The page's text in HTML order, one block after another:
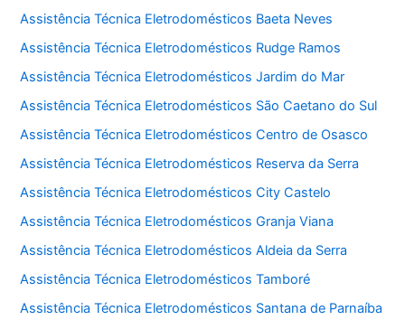
Assistência Técnica Eletrodomésticos Baeta Neves
Assistência Técnica Eletrodomésticos Rudge Ramos
Assistência Técnica Eletrodomésticos Jardim do Mar
Assistência Técnica Eletrodomésticos São Caetano do Sul
Assistência Técnica Eletrodomésticos Centro de Osasco
Assistência Técnica Eletrodomésticos Reserva da Serra
Assistência Técnica Eletrodomésticos City Castelo
Assistência Técnica Eletrodomésticos Granja Viana
Assistência Técnica Eletrodomésticos Aldeia da Serra
Assistência Técnica Eletrodomésticos Tamboré
Assistência Técnica Eletrodomésticos Santana de Parnaíba